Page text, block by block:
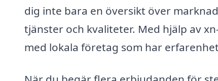
dig inte bara en översikt över
tjänster och kvaliteter. Med hjälp av
med lokala företag som har